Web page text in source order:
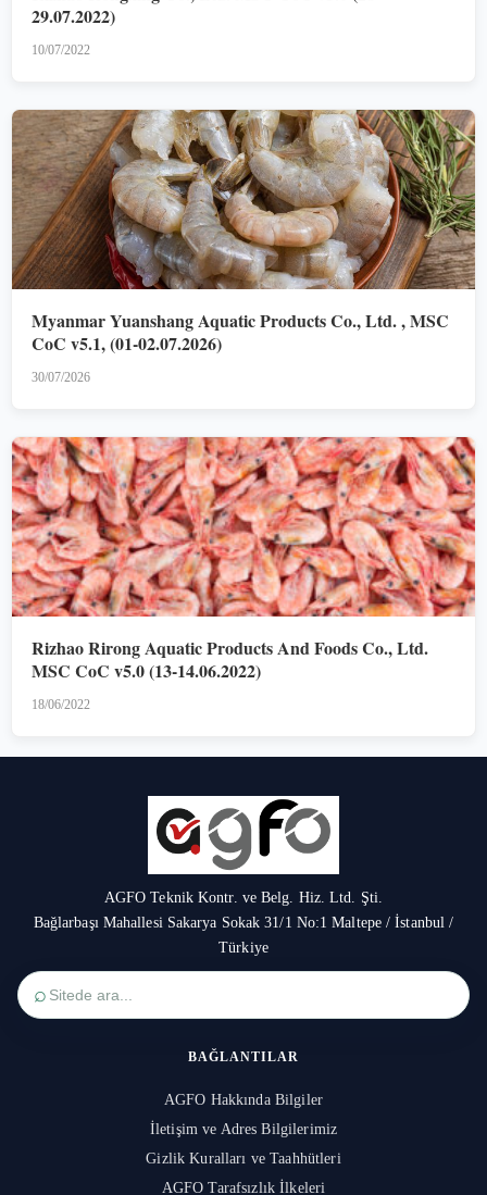
29.07.2022)
10/07/2022
Myanmar Yuanshang Aquatic Products Co., Ltd. , MSC
CoC v5.1, (01-02.07.2026)
30/07/2026
Rizhao Rirong Aquatic Products And Foods Co., Ltd.
MSC CoC v5.0 (13-14.06.2022)
18/06/2022
AGFO Teknik Kontr. ve Belg. Hiz. Ltd. Şti.
Bağlarbaşı Mahallesi Sakarya Sokak 31/1 No:1 Maltepe / İstanbul /
Türkiye
⌕
BAĞLANTILAR
AGFO Hakkında Bilgiler
İletişim ve Adres Bilgilerimiz
Gizlik Kuralları ve Taahhütleri
AGFO Tarafsızlık İlkeleri